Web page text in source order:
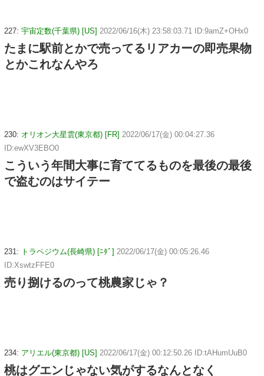
227: 宇宙定数(千葉県) [US] 2022/06/16(木) 23:58:03.71 ID:9amZ+OHx0
たまに駅前とかで売ってるリアカーの即売果物
とかこれなんやろ
230: オリオン大星雲(東京都) [FR] 2022/06/17(金) 00:04:27.36
ID:ewXV3EBO0
こういう年間大事に育ててるものを最後の最後
で盗むのはサイテー
231: トラペジウム(長崎県) [ﾆﾀﾞ] 2022/06/17(金) 00:05:26.46
ID:XswtzFFE0
売り捌けるのって桃農家じゃ？
234: アリエル(東京都) [US] 2022/06/17(金) 00:12:50.26 ID:tAHumUuB0
桃はグエンじゃない気がするなんとなく